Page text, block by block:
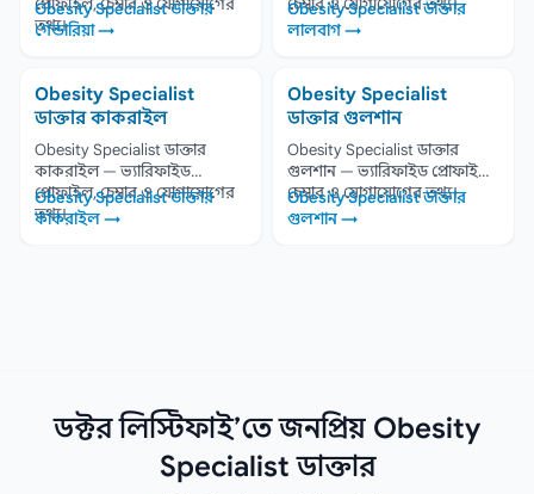
তথ্য।
Obesity Specialist ডাক্তার
গেন্ডারিয়া →
Obesity Specialist ডাক্তার
লালবাগ →
Obesity Specialist
ডাক্তার কাকরাইল
Obesity Specialist ডাক্তার
কাকরাইল — ভ্যারিফাইড
প্রোফাইল, চেম্বার ও যোগাযোগের
তথ্য।
Obesity Specialist ডাক্তার
কাকরাইল →
Obesity Specialist
ডাক্তার গুলশান
Obesity Specialist ডাক্তার
গুলশান — ভ্যারিফাইড প্রোফাইল,
চেম্বার ও যোগাযোগের তথ্য।
Obesity Specialist ডাক্তার
গুলশান →
ডক্টর লিস্টিফাই’তে জনপ্রিয় Obesity
Specialist ডাক্তার